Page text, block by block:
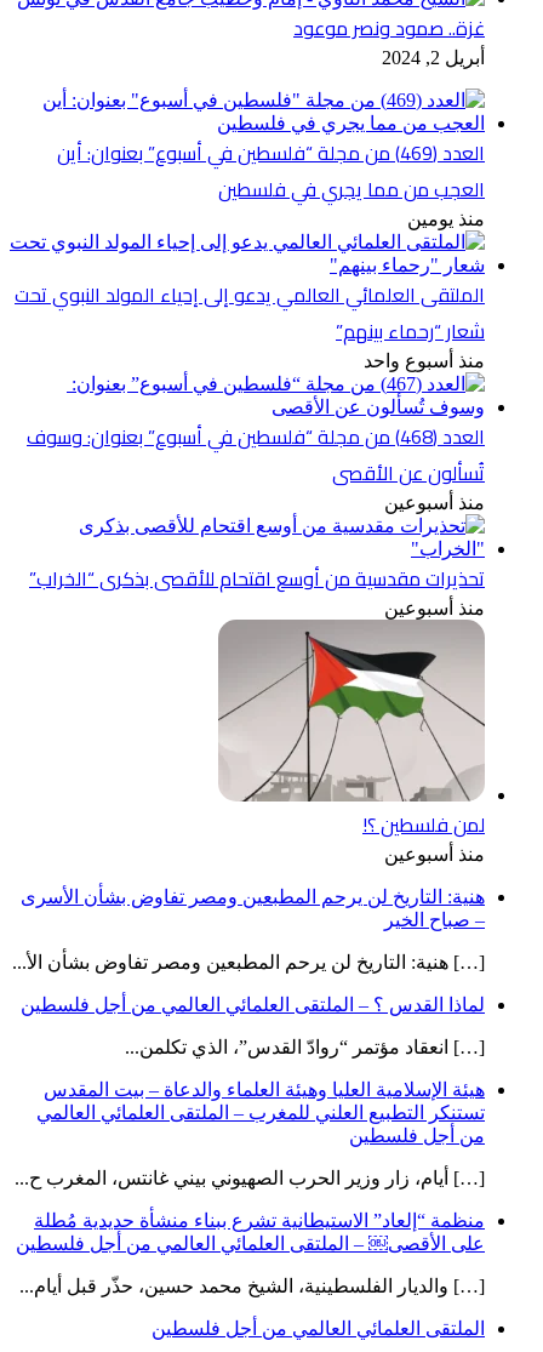
غزة.. صمود ونصر موعود
أبريل 2, 2024
العدد (469) من مجلة “فلسطين في أسبوع” بعنوان: أين
العجب من مما يجري في فلسطين
منذ يومين
الملتقى العلمائي العالمي يدعو إلى إحياء المولد النبوي تحت
شعار “رحماء بينهم”
منذ أسبوع واحد
العدد (468) من مجلة “فلسطين في أسبوع” بعنوان: وسوف
تُسألون عن الأقصى
منذ أسبوعين
تحذيرات مقدسية من أوسع اقتحام للأقصى بذكرى “الخراب”
منذ أسبوعين
لمن فلسطين ؟!
منذ أسبوعين
هنية: التاريخ لن يرحم المطبعين ومصر تفاوض بشأن الأسرى
– صباح الخير
[…] هنية: التاريخ لن يرحم المطبعين ومصر تفاوض بشأن الأ...
لماذا القدس ؟ – الملتقى العلمائي العالمي من أجل فلسطين
[…] انعقاد مؤتمر “روادّ القدس”، الذي تكلمن...
هيئة الإسلامية العليا وهيئة العلماء والدعاة – بيت المقدس
تستنكر التطبيع العلني للمغرب – الملتقى العلمائي العالمي
من أجل فلسطين
[…] أيام، زار وزير الحرب الصهيوني بيني غانتس، المغرب ح...
منظمة “إلعاد” الاستيطانية تشرع ببناء منشأة حديدية مُطلة
على الأقصى￼ – الملتقى العلمائي العالمي من أجل فلسطين
[…] والديار الفلسطينية، الشيخ محمد حسين، حذّر قبل أيام...
الملتقى العلمائي العالمي من أجل فلسطين